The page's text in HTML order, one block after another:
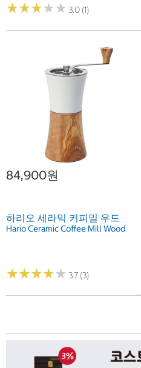
★★★★★
★★★★★ 3.0 (1)
84,900원
하리오 세라믹 커피밀 우드
Hario Ceramic Coffee Mill Wood
★★★★★
★★★★★ 3.7 (3)